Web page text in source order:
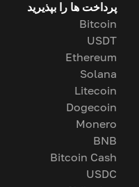
پرداخت ها را بپذیرید
Bitcoin
USDT
Ethereum
Solana
Litecoin
Dogecoin
Monero
BNB
Bitcoin Cash
USDC